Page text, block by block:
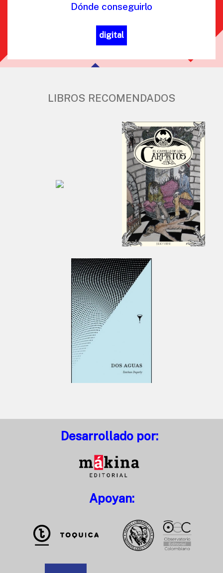
Dónde conseguirlo
digital
LIBROS RECOMENDADOS
Desarrollado por:
Apoyan: